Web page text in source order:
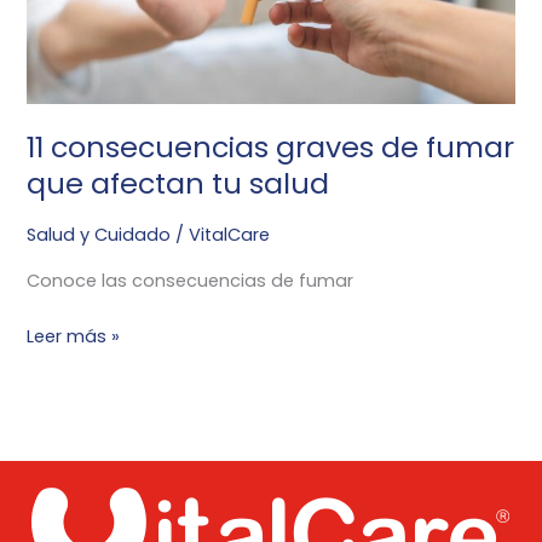
11 consecuencias graves de fumar
que afectan tu salud
Salud y Cuidado /VitalCare
Conoce las consecuencias de fumar
tu
salud
Leer más »